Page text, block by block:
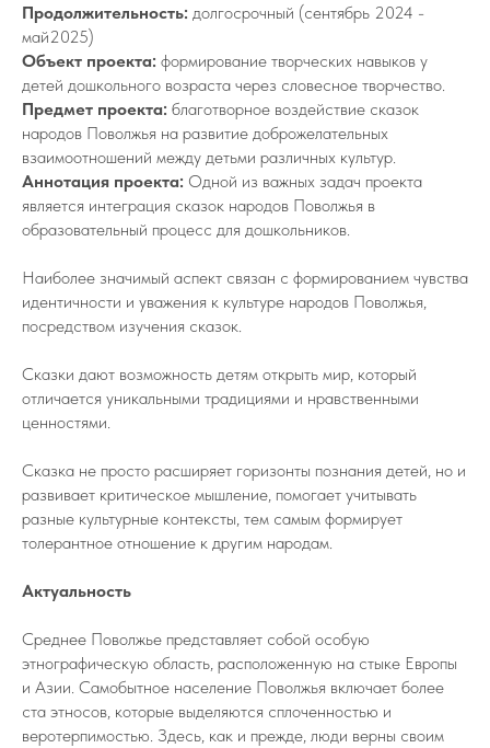
Продолжительность: долгосрочный (сентябрь 2024 -
май2025)
Объект проекта: формирование творческих навыков у
детей дошкольного возраста через словесное творчество.
Предмет проекта: благотворное воздействие сказок
народов Поволжья на развитие доброжелательных
взаимоотношений между детьми различных культур.
Аннотация проекта: Одной из важных задач проекта
является интеграция сказок народов Поволжья в
образовательный процесс для дошкольников.
Наиболее значимый аспект связан с формированием чувства
идентичности и уважения к культуре народов Поволжья,
посредством изучения сказок.
Сказки дают возможность детям открыть мир, который
отличается уникальными традициями и нравственными
ценностями.
Сказка не просто расширяет горизонты познания детей, но и
развивает критическое мышление, помогает учитывать
разные культурные контексты, тем самым формирует
толерантное отношение к другим народам.
Актуальность
Среднее Поволжье представляет собой особую
этнографическую область, расположенную на стыке Европы
и Азии. Самобытное население Поволжья включает более
ста этносов, которые выделяются сплоченностью и
веротерпимостью. Здесь, как и прежде, люди верны своим